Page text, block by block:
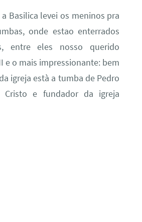
Basilica levei os meninos pra
onde estao enterrados
entre eles nosso querido
e o mais impressionante: bem
igreja està a tumba de Pedro
e fundador da igreja